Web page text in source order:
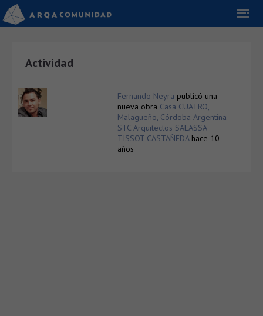
Actividad
Fernando Neyra publicó una
nueva obra Casa CUATRO,
Malagueño, Córdoba Argentina
STC Arquitectos SALASSA
TISSOT CASTAÑEDA hace 10
años